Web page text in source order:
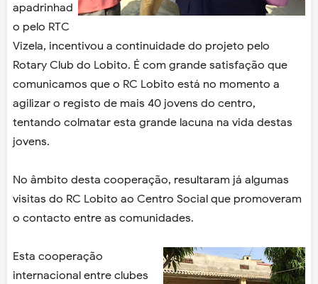
apadrinhad
o pelo RTC
Vizela, incentivou a continuidade do projeto pelo
Rotary Club do Lobito. É com grande satisfação que
comunicamos que o RC Lobito está no momento a
agilizar o registo de mais 40 jovens do centro,
tentando colmatar esta grande lacuna na vida destas
jovens.
No âmbito desta cooperação, resultaram já algumas
visitas do RC Lobito ao Centro Social que promoveram
o contacto entre as comunidades.
Esta cooperação
internacional entre clubes